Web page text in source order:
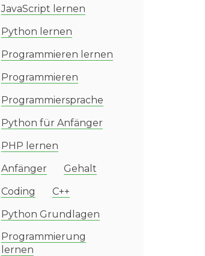
JavaScript lernen
Python lernen
Programmieren lernen
Programmieren
Programmiersprache
Python für Anfänger
PHP lernen
Anfänger
Gehalt
Coding
C++
Python Grundlagen
Programmierung
lernen